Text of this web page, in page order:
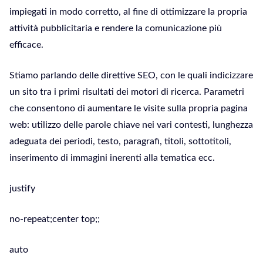
impiegati in modo corretto, al fine di ottimizzare la propria
attività pubblicitaria e rendere la comunicazione più
efficace.
Stiamo parlando delle direttive SEO, con le quali indicizzare
un sito tra i primi risultati dei motori di ricerca. Parametri
che consentono di aumentare le visite sulla propria pagina
web: utilizzo delle parole chiave nei vari contesti, lunghezza
adeguata dei periodi, testo, paragrafi, titoli, sottotitoli,
inserimento di immagini inerenti alla tematica ecc.
justify
no-repeat;center top;;
auto